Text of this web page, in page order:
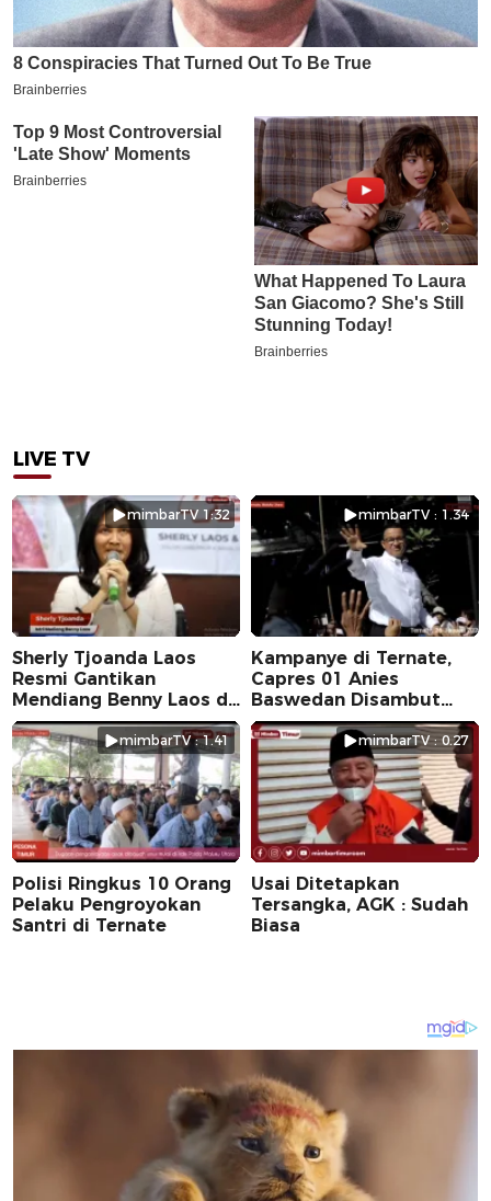
LIVE TV
mimbarTV 1:32
Sherly Tjoanda Laos
Resmi Gantikan
Mendiang Benny Laos di
Pilkada 2024
mimbarTV : 1.34
Kampanye di Ternate,
Capres 01 Anies
Baswedan Disambut
Ribuan Warga
mimbarTV : 1.41
Polisi Ringkus 10 Orang
Pelaku Pengroyokan
Santri di Ternate
mimbarTV : 0.27
Usai Ditetapkan
Tersangka, AGK : Sudah
Biasa